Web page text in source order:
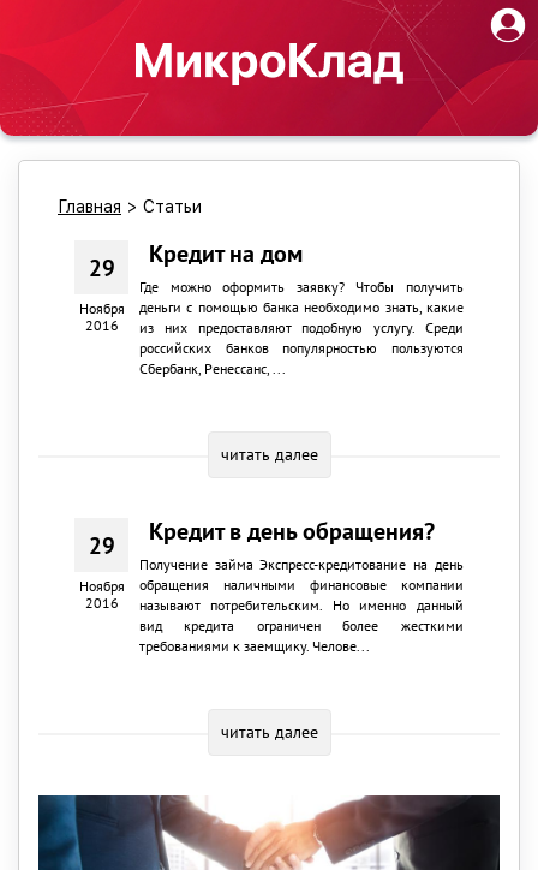
Главная > Статьи
29
Ноября
2016
Кредит на дом
Где можно оформить заявку? Чтобы получить
деньги с помощью банка необходимо знать, какие
из них предоставляют подобную услугу. Среди
российских банков популярностью пользуются
Сбербанк, Ренессанс, ...
читать далее
29
Ноября
2016
Кредит в день обращения?
Получение займа Экспресс-кредитование на день
обращения наличными финансовые компании
называют потребительским. Но именно данный
вид кредита ограничен более жесткими
требованиями к заемщику. Челове...
читать далее